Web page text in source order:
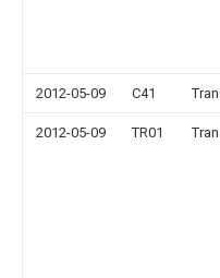
2012-05-09 C41
2012-05-09 TR01